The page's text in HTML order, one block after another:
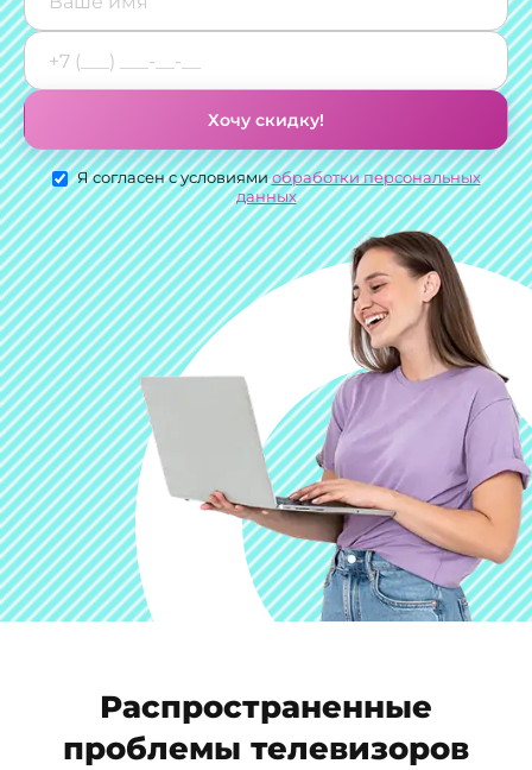
Хочу скидку!
Я согласен с условиямиобработки персональных
данных
Распространенные
проблемы телевизоров